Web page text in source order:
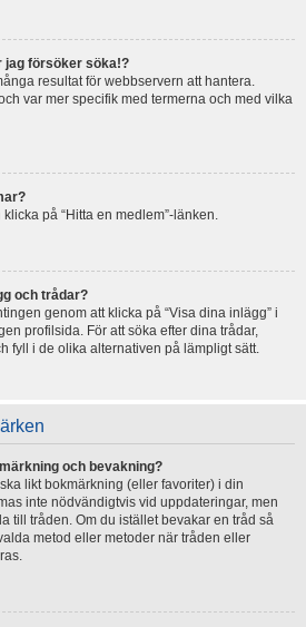
jag försöker söka!?
resultat för webbservern att hantera.
var mer specifik med termerna och med vilka
på “Hitta en medlem”-länken.
och trådar?
genom att klicka på “Visa dina inlägg” i
profilsida. För att söka efter dina trådar,
fyll i de olika alternativen på lämpligt sätt.
och bevakning?
likt bokmärkning (eller favoriter) i din
inte nödvändigtvis vid uppdateringar, men
till tråden. Om du istället bevakar en tråd så
metod eller metoder när tråden eller